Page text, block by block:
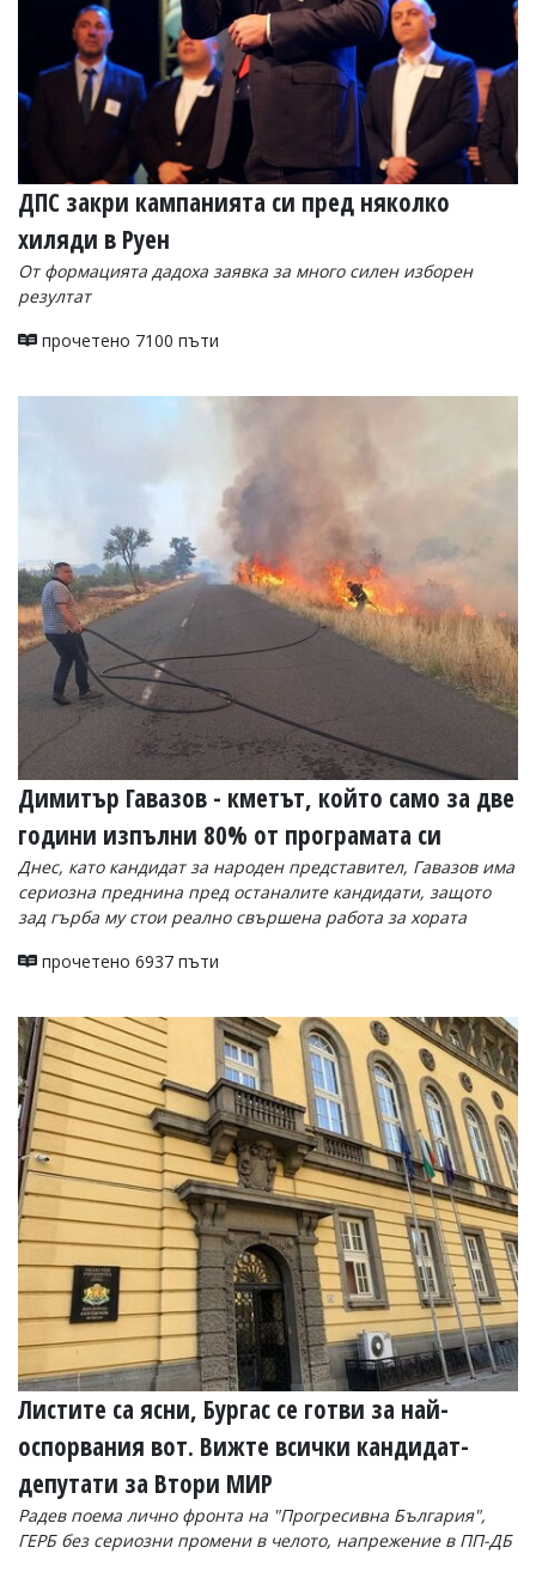
ДПС закри кампанията си пред няколко
хиляди в Руен
От формацията дадоха заявка за много силен изборен
резултат
прочетено 7100 пъти
Димитър Гавазов - кметът, който само за две
години изпълни 80% от програмата си
Днес, като кандидат за народен представител, Гавазов има
сериозна преднина пред останалите кандидати, защото
зад гърба му стои реално свършена работа за хората
прочетено 6937 пъти
Листите са ясни, Бургас се готви за най-
оспорвания вот. Вижте всички кандидат-
депутати за Втори МИР
Радев поема лично фронта на "Прогресивна България",
ГЕРБ без сериозни промени в челото, напрежение в ПП-ДБ